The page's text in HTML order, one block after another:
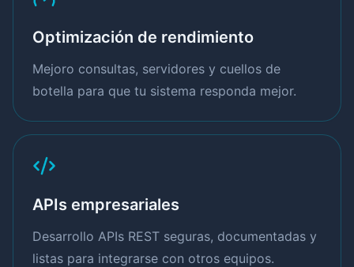
Optimización de rendimiento
Mejoro consultas, servidores y cuellos de
botella para que tu sistema responda mejor.
APIs empresariales
Desarrollo APIs REST seguras, documentadas y
listas para integrarse con otros equipos.